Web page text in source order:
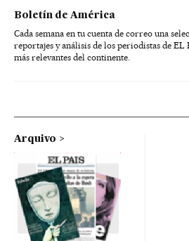
Boletín de América
Cada semana en tu cuenta de correo una
reportajes y análisis de los periodistas de EL
más relevantes del continente.
Arquivo